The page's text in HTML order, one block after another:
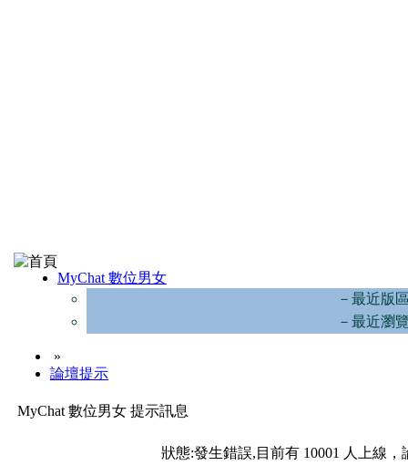
MyChat 數位男女
－最近版
－最近瀏
»
論壇提示
MyChat 數位男女 提示訊息
狀態:發生錯誤,目前有 10001 人上線